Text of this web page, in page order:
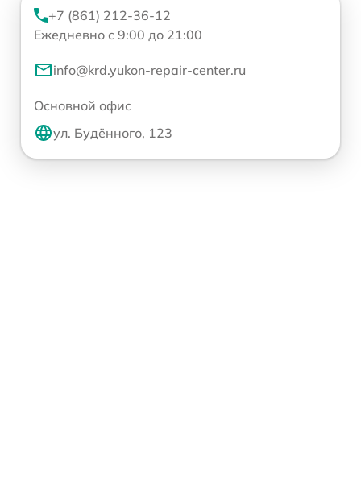
+7 (861) 212-36-12
Ежедневно с 9:00 до 21:00
info@krd.yukon-repair-center.ru
Основной офис
ул. Будённого, 123